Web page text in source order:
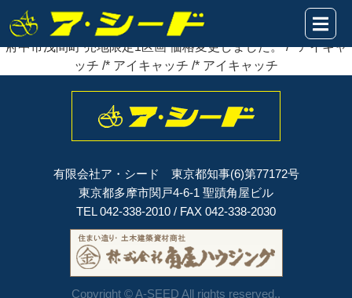
2020年05月28日
府中市浅間町 売地限定1区画価格変更
しました。
府中市浅間町 売地限定1区画 価格変更しました。 /* アイキャ
ッチ /* アイキャッチ /* アイキャッチ
有限会社ア・シード 東京都知事(6)第77172号
東京都多摩市関戸4-6-1 聖蹟角屋ビル
TEL 042-338-2010 / FAX 042-338-2030
Copyright © A-SEED All rights reserved..